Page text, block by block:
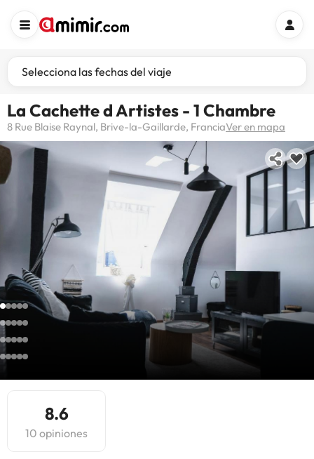
Selecciona las fechas del viaje
La Cachette d Artistes - 1 Chambre
8 Rue Blaise Raynal, Brive-la-Gaillarde, FranciaVer en mapa
8.6
10 opiniones